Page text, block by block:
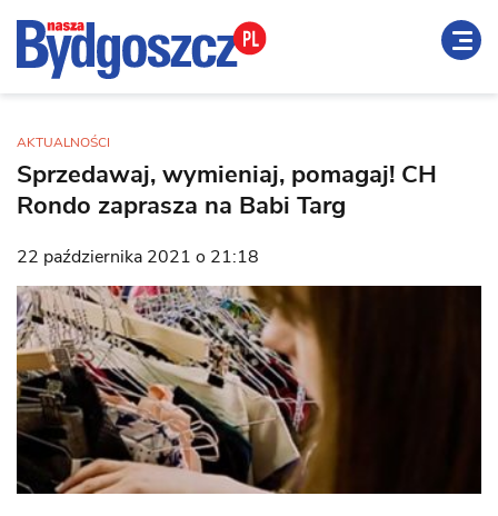
AKTUALNOŚCI
Sprzedawaj, wymieniaj, pomagaj! CH
Rondo zaprasza na Babi Targ
22 października 2021 o 21:18